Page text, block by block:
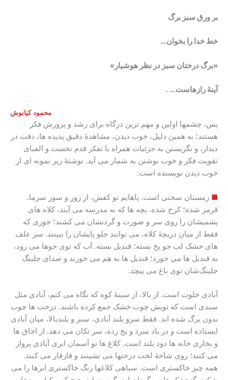
بر ورق سبز برگ
خط خدا را بخوان…
«برگ درختان سبز در نظر هوشیار»
آینۀ رازهاست… .
محمود کیانوش
پس، چشمها اولین و مهم ترین درگاه برای رشد و پرورش فکر
هستند؛ به همین دلیل، خوب دیدن، مشاهدۀ دقیق پدیده ها، دقت در
دیدار، و نگریستن به جزئیات همراه با تفکر قدم نخست و الفبای
تقویت فکر و خوب نوشتن به شمار می آید. نوشتۀ زیر نمونه ای از
خوب دیدن نویسنده است:
■ زمستان سختی است. پاهایم تو کفش، از زور و سوز سرما،
قرمز شده؛ کرخ شده. بچه ها که به مدرسه می آیند، کلاه های
پشمیشان را روی سر و صورت و گردنشان می کشند؛ جوری که
فقط از میان دریچۀ کلاه، می توانند جلو پایشان را ببینند. سر علف
های خشک لب جو یخ بسته؛ قندیل بسته. آب که توی جوها می رود،
به قندیل ها می خورد؛ قندیل ها به هم می خورند و صدای جلینگ
جلینگ‌شان توی باغ می پیچد.
آبادی خلوت است. از بالا، از سینۀ کوه که نگاه می کنم، آبادی مثل
سبدی است که تویش چوب خشک جمع کرده باشند. درخت ها چوب
بدون برگ شده اند. فقط سرو بلند آبادی، سبز و بلندبالا، میان آبادی
ایستاده است و در باد سرد و یخ زده، سر تکان می دهد. از اجاق ها
و بخاری خانه ها دود بلند است. کلاغ ها تو آسمان ابری آبادی پرواز
می کنند؛ روی شاخۀ لخت درختها می نشینند و قارقار می کنند.
همه چیز خاکستری است. سیاهی کلاغها رنگ خاکستری ابرها را می